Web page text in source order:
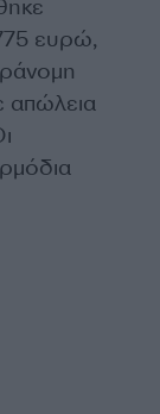
ευρώ,
απώλεια